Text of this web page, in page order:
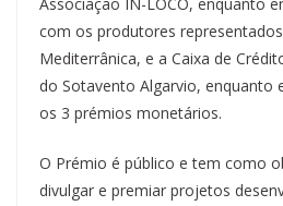
com os produtores
Mediterrânica, e a Caixa de
do Sotavento Algarvio, enquanto
os 3 prémios monetários.
O Prémio é público e tem como
divulgar e premiar projetos